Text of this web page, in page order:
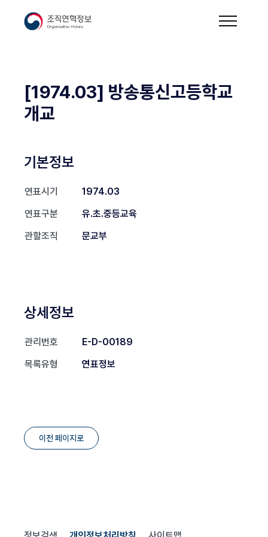
[1974.03] 방송통신고등학교
개교
기본정보
연표시기
1974.03
연표구분
유.초.중등교육
관할조직
문교부
상세정보
관리번호
E-D-00189
목록유형
연표정보
이전 페이지로